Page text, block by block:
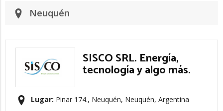
Neuquén
SISCO SRL. Energía,
tecnología y algo más.
Lugar: Pinar 174., Neuquén, Neuquén, Argentina